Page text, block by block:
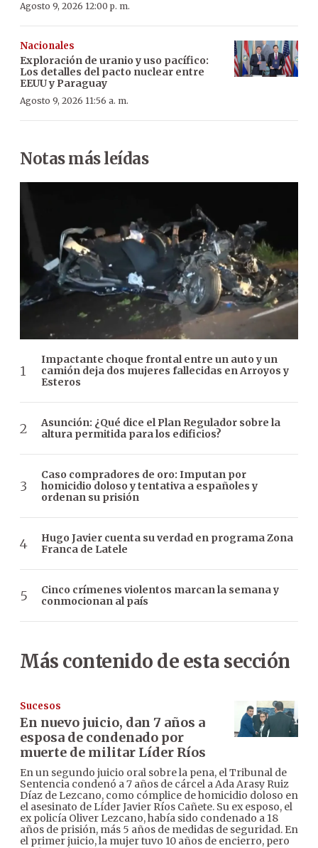
Agosto 9, 2026 12:00 p. m.
Nacionales
Exploración de uranio y uso pacífico:
Los detalles del pacto nuclear entre
EEUU y Paraguay
Agosto 9, 2026 11:56 a. m.
Notas más leídas
Impactante choque frontal entre un auto y un
camión deja dos mujeres fallecidas en Arroyos y
Esteros
Asunción: ¿Qué dice el Plan Regulador sobre la
altura permitida para los edificios?
Caso compradores de oro: Imputan por
homicidio doloso y tentativa a españoles y
ordenan su prisión
Hugo Javier cuenta su verdad en programa Zona
Franca de Latele
Cinco crímenes violentos marcan la semana y
conmocionan al país
Más contenido de esta sección
Sucesos
En nuevo juicio, dan 7 años a
esposa de condenado por
muerte de militar Líder Ríos
En un segundo juicio oral sobre la pena, el Tribunal de
Sentencia condenó a 7 años de cárcel a Ada Arasy Ruiz
Díaz de Lezcano, como cómplice de homicidio doloso en
el asesinato de Líder Javier Ríos Cañete. Su ex esposo, el
ex policía Oliver Lezcano, había sido condenado a 18
años de prisión, más 5 años de medidas de seguridad. En
el primer juicio, la mujer tuvo 10 años de encierro, pero